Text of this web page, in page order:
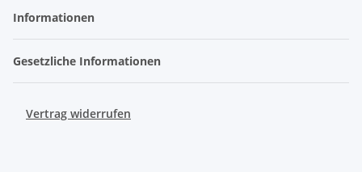
Informationen
Gesetzliche Informationen
Vertrag widerrufen